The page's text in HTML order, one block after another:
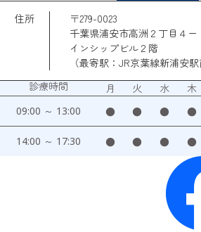
住所
〒279-0023
千葉県浦安市高洲２丁目４ー
インシップビル２階
（最寄駅：JR京葉線新浦安駅
診療時間
月 火 水 木
09:00 ～ 13:00 ● ● ● ●
14:00 ～ 17:30 ● ● ● ●